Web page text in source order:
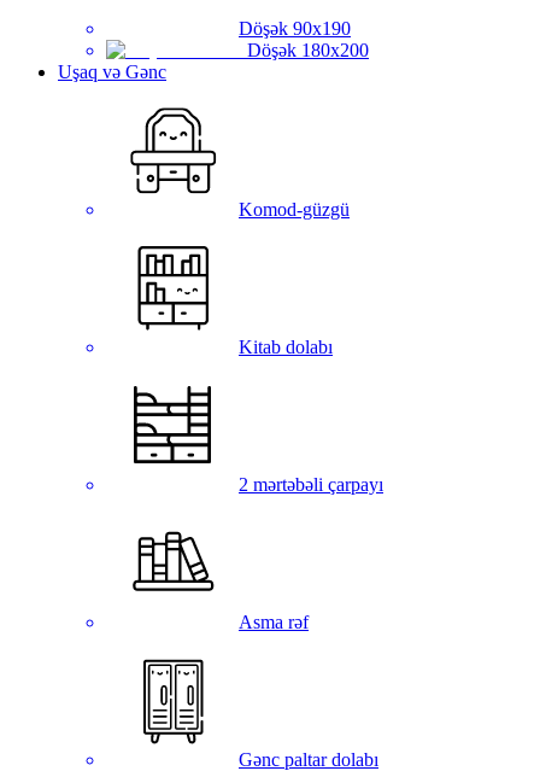
Döşək 90x190
Döşək 180x200
Uşaq və Gənc
Komod-güzgü
Kitab dolabı
2 mərtəbəli çarpayı
Asma rəf
Gənc paltar dolabı